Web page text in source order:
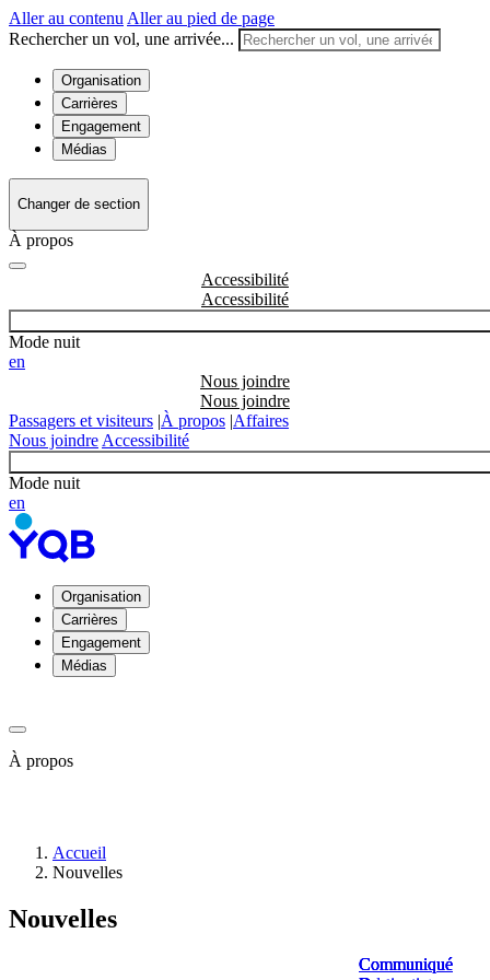
Aller au contenu Aller au pied de page
Rechercher un vol, une arrivée...
Organisation
Carrières
Engagement
Médias
Changer de section
À propos
Accessibilité
Mode nuit
en
Nous joindre
Passagers et visiteurs |À propos |Affaires
Nous joindre Accessibilité
Mode nuit
en
Organisation
Carrières
Engagement
Médias
À propos
propos
de
Direction
et
Accueil
Nouvelles
Nouvelles
Communiqué
Communiqué
Communiqué
Communiqué